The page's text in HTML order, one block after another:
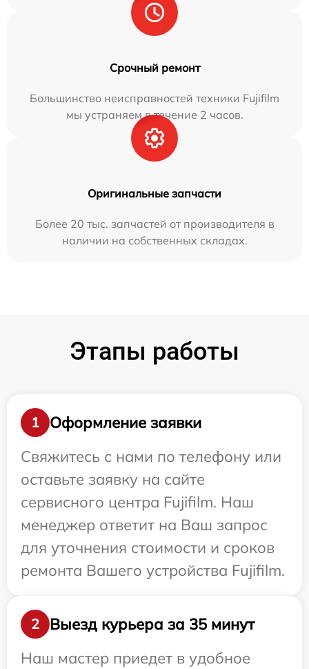
Срочный ремонт
Большинство неисправностей техники Fujifilm
мы устраняем в течение 2 часов.
Оригинальные запчасти
Более 20 тыс. запчастей от производителя в
наличии на собственных складах.
Этапы работы
1
Оформление заявки
Свяжитесь с нами по телефону или
оставьте заявку на сайте
сервисного центра Fujifilm. Наш
менеджер ответит на Ваш запрос
для уточнения стоимости и сроков
ремонта Вашего устройства Fujifilm.
2
Выезд курьера за 35 минут
Наш мастер приедет в удобное